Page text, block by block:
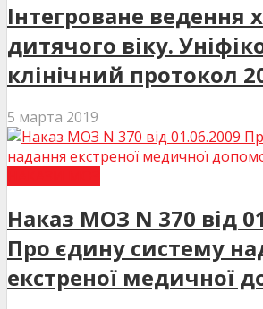
Інтегроване ведення
дитячого віку.
клінічний протокол
5 марта 2019
Наказ МОЗ N 370 від
Про єдину систему
екстреної медичної